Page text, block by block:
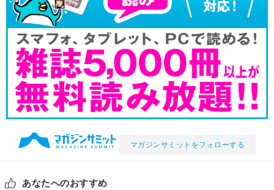
マガジンサミットをフォローする
あなたへのおすすめ